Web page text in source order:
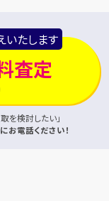
いたします
査定
を検討したい」
お電話ください！